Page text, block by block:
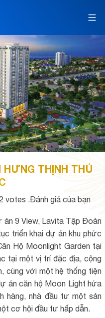
HƯNG THỊNH THỦ
votes .Đánh giá của bạn
án 9 View, Lavita Tập Đoàn
triển khai dự án khu phức
Hộ Moonlight Garden tại
tại một vị trí đặc địa, cộng
cùng với một hệ thống tiện
án căn hộ Moon Light hứa
hàng, nhà đầu tư một sản
cơ hội đầu tư hấp dẫn.